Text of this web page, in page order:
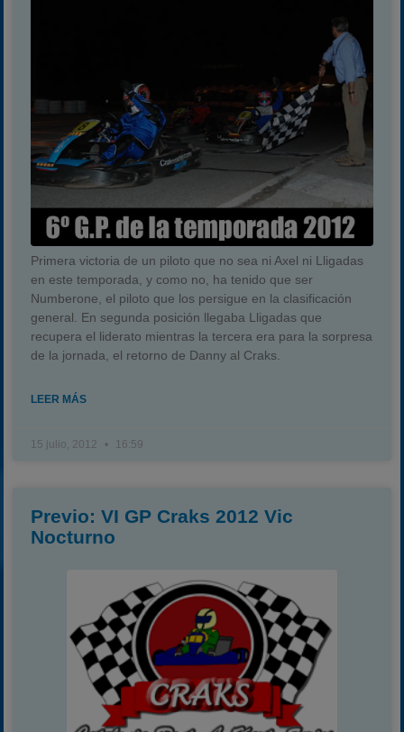
Primera victoria de un piloto que no sea ni Axel ni Lligadas
en este temporada, y como no, ha tenido que ser
Numberone, el piloto que los persigue en la clasificación
general. En segunda posición llegaba Lligadas que
recupera el liderato mientras la tercera era para la sorpresa
de la jornada, el retorno de Danny al Craks.
LEER MÁS
15 julio, 2012 16:59
Previo: VI GP Craks 2012 Vic
Nocturno